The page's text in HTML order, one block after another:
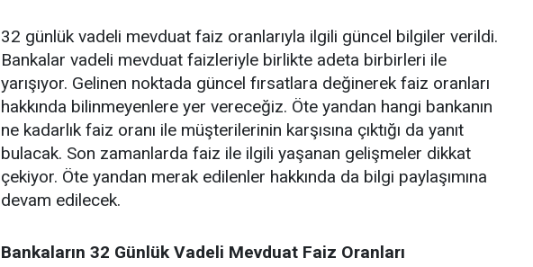
32 günlük vadeli mevduat faiz oranlarıyla ilgili güncel bilgiler verildi.
Bankalar vadeli mevduat faizleriyle birlikte adeta birbirleri ile
yarışıyor. Gelinen noktada güncel fırsatlara değinerek faiz oranları
hakkında bilinmeyenlere yer vereceğiz. Öte yandan hangi bankanın
ne kadarlık faiz oranı ile müşterilerinin karşısına çıktığı da yanıt
bulacak. Son zamanlarda faiz ile ilgili yaşanan gelişmeler dikkat
çekiyor. Öte yandan merak edilenler hakkında da bilgi paylaşımına
devam edilecek.
Bankaların 32 Günlük Vadeli Mevduat Faiz Oranları